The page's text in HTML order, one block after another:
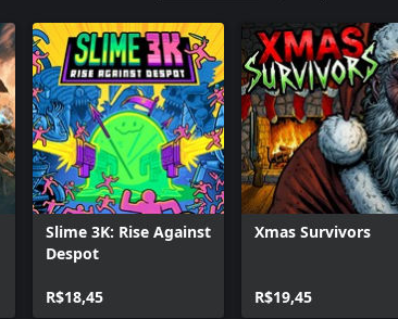
Slime 3K: Rise Against
Despot
R$18,45
Xmas Survivors
R$19,45